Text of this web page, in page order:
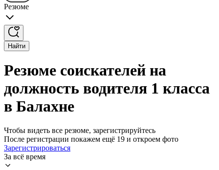
Резюме
Найти
Резюме соискателей на
должность водителя 1 класса
в Балахне
Чтобы видеть все резюме, зарегистрируйтесь
После регистрации покажем ещё 19 и откроем фото
Зарегистрироваться
За всё время